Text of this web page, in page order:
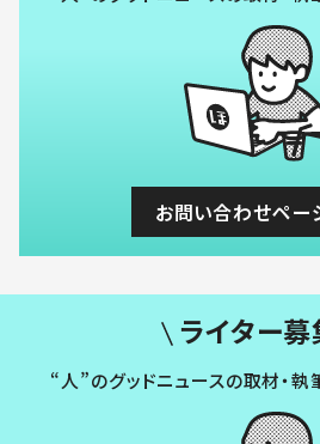
お問い合わせペー
ライター募
“人”のグッドニュースの取材・執